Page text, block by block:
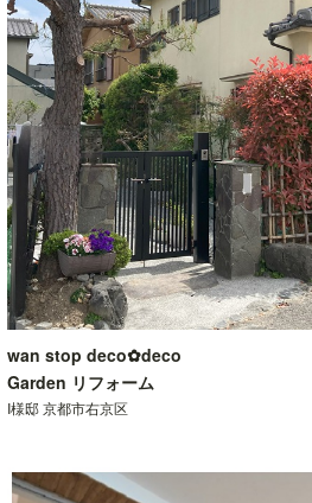
wan stop deco✿deco
Garden リフォーム
I様邸 京都市右京区